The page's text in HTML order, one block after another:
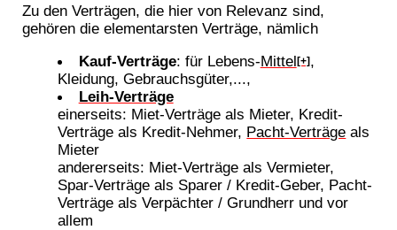
Zu den Verträgen, die hier von Relevanz sind,
gehören die elementarsten Verträge, nämlich
Kauf-Verträge: für Lebens-Mittel[+],
Kleidung, Gebrauchsgüter,...,
Leih-Verträge
einerseits: Miet-Verträge als Mieter, Kredit-
Verträge als Kredit-Nehmer, Pacht-Verträge als
Mieter
andererseits: Miet-Verträge als Vermieter,
Spar-Verträge als Sparer / Kredit-Geber, Pacht-
Verträge als Verpächter / Grundherr und vor
allem